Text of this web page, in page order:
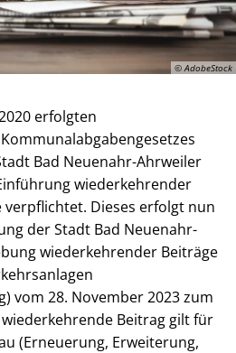
© AdobeStock
erfolgten
Bad Neuenahr-Ahrweiler
wiederkehrender
Dieses erfolgt nun
der Stadt Bad Neuenahr-
wiederkehrender Beiträge
vom 28. November 2023 zum
wiederkehrende Beitrag gilt für
(Erneuerung, Erweiterung,